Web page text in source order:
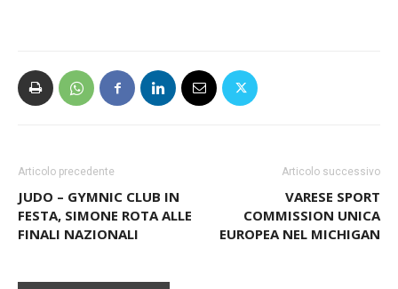
Articolo precedente
JUDO – GYMNIC CLUB IN
FESTA, SIMONE ROTA ALLE
FINALI NAZIONALI
Articolo successivo
VARESE SPORT
COMMISSION UNICA
EUROPEA NEL MICHIGAN